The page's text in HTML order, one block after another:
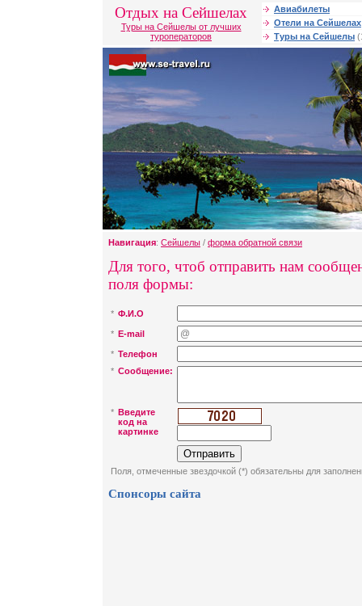
Отдых на Сейшелах
Туры на Сейшелы от лучших
туроператоров
Авиабилеты
Отели на Сейшелах
Туры на Сейшелы
Навигация: Сейшелы / форма обратной связи
Для того, чтоб отправить нам
поля формы:
* Ф.И.О
* E-mail
* Телефон
* Сообщение:
* Введите
код на
картинке
Поля, отмеченные звездочкой (*) обязательны для
Спонсоры сайта